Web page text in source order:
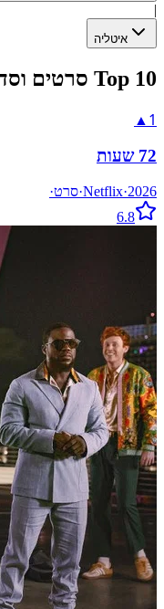
|
איטליה
Top 10 סרטים וסדרות פופולריים באיטליה
1
▲
72 שעות
2026
·
Netflix
·סרט·
6.8